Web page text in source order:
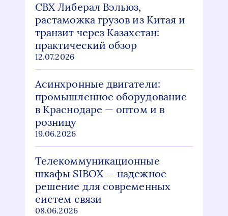
СВХ Либерал Вэльюз,
растаможка грузов из Китая и
транзит через Казахстан:
практический обзор
12.07.2026
Асинхронные двигатели:
промышленное оборудование
в Краснодаре — оптом и в
розницу
19.06.2026
Телекоммуникационные
шкафы SIBOX — надежное
решение для современных
систем связи
08.06.2026